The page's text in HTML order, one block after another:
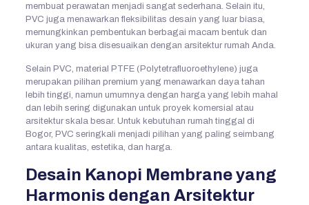
membuat perawatan menjadi sangat sederhana. Selain itu,
PVC juga menawarkan fleksibilitas desain yang luar biasa,
memungkinkan pembentukan berbagai macam bentuk dan
ukuran yang bisa disesuaikan dengan arsitektur rumah Anda.
Selain PVC, material PTFE (Polytetrafluoroethylene) juga
merupakan pilihan premium yang menawarkan daya tahan
lebih tinggi, namun umumnya dengan harga yang lebih mahal
dan lebih sering digunakan untuk proyek komersial atau
arsitektur skala besar. Untuk kebutuhan rumah tinggal di
Bogor, PVC seringkali menjadi pilihan yang paling seimbang
antara kualitas, estetika, dan harga.
Desain Kanopi Membrane yang
Harmonis dengan Arsitektur